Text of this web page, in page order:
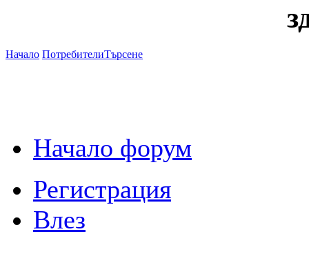
Начало ПотребителиТърсене
Начало форум
Регистрация
Влез